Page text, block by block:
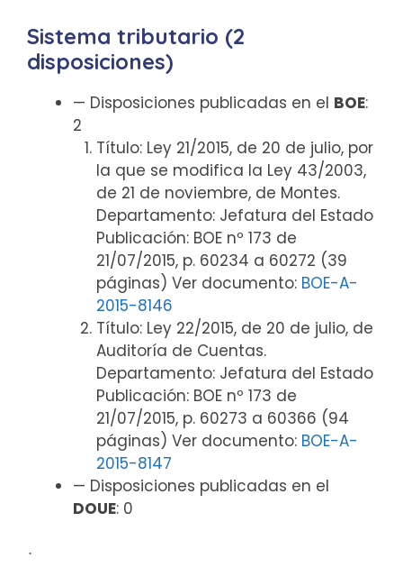
Sistema tributario (2
disposiciones)
— Disposiciones publicadas en el BOE:
2
Título: Ley 21/2015, de 20 de julio, por
la que se modifica la Ley 43/2003,
de 21 de noviembre, de Montes.
Departamento: Jefatura del Estado
Publicación: BOE nº 173 de
21/07/2015, p. 60234 a 60272 (39
páginas) Ver documento: BOE-A-
2015-8146
Título: Ley 22/2015, de 20 de julio, de
Auditoría de Cuentas.
Departamento: Jefatura del Estado
Publicación: BOE nº 173 de
21/07/2015, p. 60273 a 60366 (94
páginas) Ver documento: BOE-A-
2015-8147
— Disposiciones publicadas en el
DOUE: 0
ᐧ